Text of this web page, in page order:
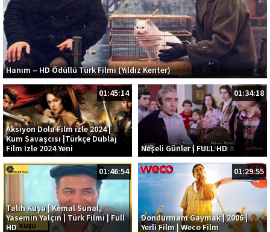
Hanım – HD Ödüllü Türk Filmi (Yıldız Kenter)
01:45:14
Aksiyon Dolu Film izle 2024 |
Kum Savaşcısı |Türkçe Dublaj
Film İzle 2024 Yeni
01:34:18
Neşeli Günler | FULL HD
01:46:54
Talih Kuşu | Kemal Sunal,
Yasemin Yalçın | Türk Filmi | Full
HD
01:29:55
Dondurmam Gaymak | 2006 |
Yerli Film | Weco Film